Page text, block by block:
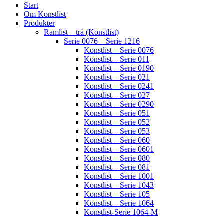
Start
Om Konstlist
Produkter
Ramlist – trä (Konstlist)
Serie 0076 – Serie 1216
Konstlist – Serie 0076
Konstlist – Serie 011
Konstlist – Serie 0190
Konstlist – Serie 021
Konstlist – Serie 0241
Konstlist – Serie 027
Konstlist – Serie 0290
Konstlist – Serie 051
Konstlist – Serie 052
Konstlist – Serie 053
Konstlist – Serie 060
Konstlist – Serie 0601
Konstlist – Serie 080
Konstlist – Serie 081
Konstlist – Serie 1001
Konstlist – Serie 1043
Konstlist – Serie 105
Konstlist – Serie 1064
Konstlist-Serie 1064-M